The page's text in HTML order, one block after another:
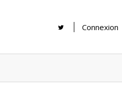
Connexion